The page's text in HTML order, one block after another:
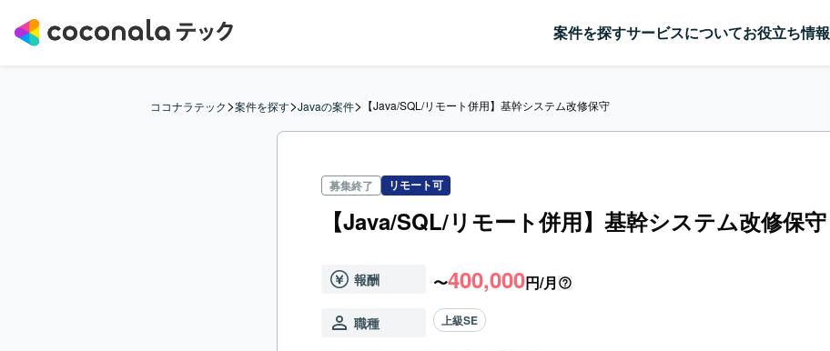
案件を探すサービスについてお役立ち情報
ココナラテック>案件を探す>Javaの案件> 【Java/SQL/リモート併用】基幹システム改修保守
募集終了 リモート可
【Java/SQL/リモート併用】基幹システム改修保守
報酬 〜400,000円/月
職種 上級SE